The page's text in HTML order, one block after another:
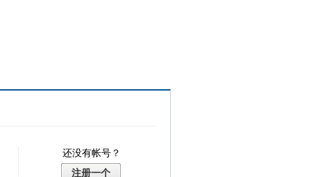
还没有帐号？
注册一个